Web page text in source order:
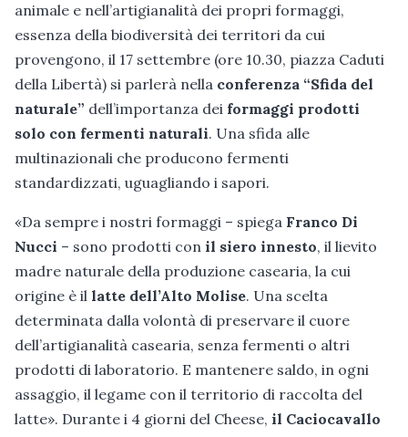
animale e nell’artigianalità dei propri formaggi,
essenza della biodiversità dei territori da cui
provengono, il 17 settembre (ore 10.30, piazza Caduti
della Libertà) si parlerà nella conferenza “Sfida del
naturale” dell’importanza dei formaggi prodotti
solo con fermenti naturali. Una sfida alle
multinazionali che producono fermenti
standardizzati, uguagliando i sapori.
«Da sempre i nostri formaggi – spiega Franco Di
Nucci – sono prodotti con il siero innesto, il lievito
madre naturale della produzione casearia, la cui
origine è il latte dell’Alto Molise. Una scelta
determinata dalla volontà di preservare il cuore
dell’artigianalità casearia, senza fermenti o altri
prodotti di laboratorio. E mantenere saldo, in ogni
assaggio, il legame con il territorio di raccolta del
latte». Durante i 4 giorni del Cheese, il Caciocavallo